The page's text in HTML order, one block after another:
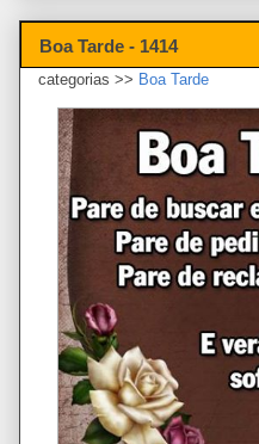
Boa Tarde - 1414
categorias >> Boa Tarde